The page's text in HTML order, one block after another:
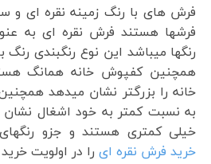
فرش های با رنگ زمینه نقره ای و
فرشها هستند فرش نقره ای به
رنگها میباشد این نوع رنگبندی رنگ
همچنین کفپوش خانه همانگ
خانه را بزرگتر نشان میدهد
به نسبت کمتر به خود اشغال
خیلی کمتری هستند و جزو
خرید فرش نقره ایرا در اولویت